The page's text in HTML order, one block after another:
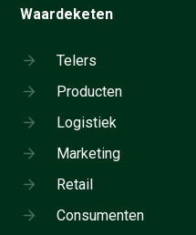
Waardeketen
Telers
Producten
Logistiek
Marketing
Retail
Consumenten